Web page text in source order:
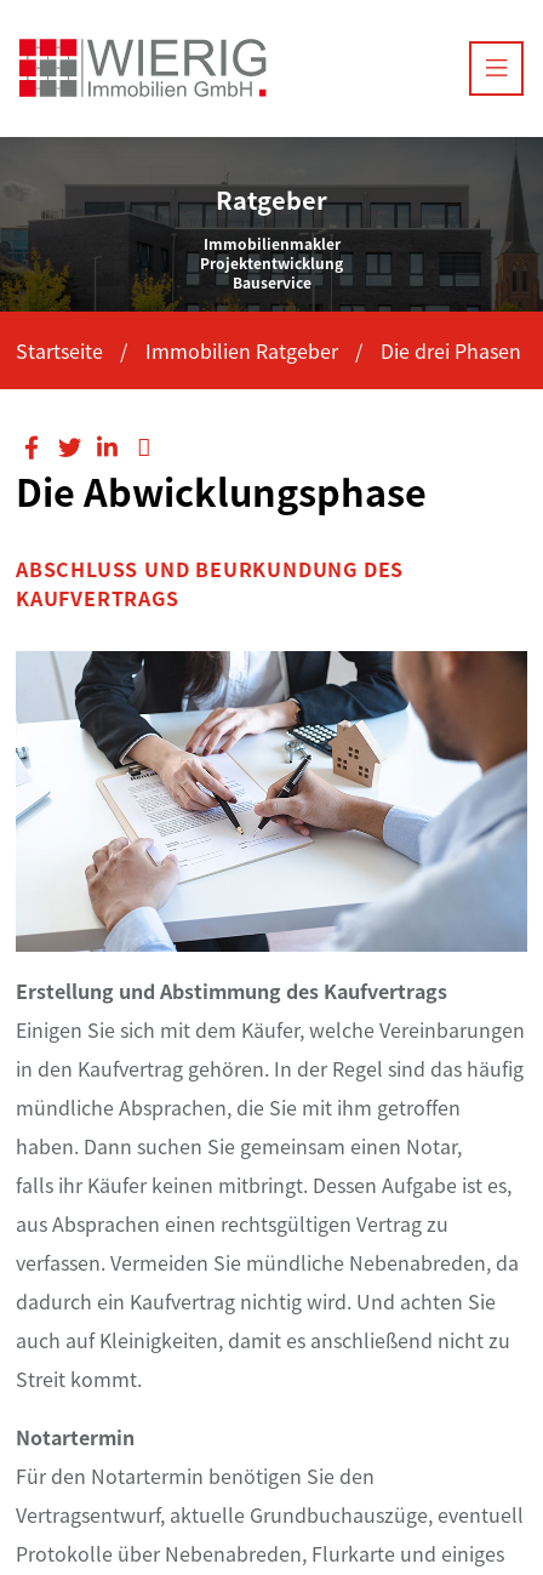
Ratgeber
Immobilienmakler
Projektentwicklung
Bauservice
Startseite Immobilien Ratgeber Die drei Phasen
Die Abwicklungsphase
ABSCHLUSS UND BEURKUNDUNG DES
KAUFVERTRAGS
Erstellung und Abstimmung des Kaufvertrags
Einigen Sie sich mit dem Käufer, welche Vereinbarungen
in den Kaufvertrag gehören. In der Regel sind das häufig
mündliche Absprachen, die Sie mit ihm getroffen
haben. Dann suchen Sie gemeinsam einen Notar,
falls ihr Käufer keinen mitbringt. Dessen Aufgabe ist es,
aus Absprachen einen rechtsgültigen Vertrag zu
verfassen. Vermeiden Sie mündliche Nebenabreden, da
dadurch ein Kaufvertrag nichtig wird. Und achten Sie
auch auf Kleinigkeiten, damit es anschließend nicht zu
Streit kommt.
Notartermin
Für den Notartermin benötigen Sie den
Vertragsentwurf, aktuelle Grundbuchauszüge, eventuell
Protokolle über Nebenabreden, Flurkarte und einiges